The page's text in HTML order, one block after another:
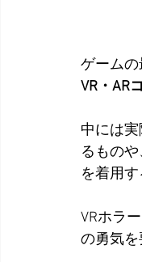
ゲーム
VR・AR
中には
るもの
を着用す
VRホラ
の勇気を